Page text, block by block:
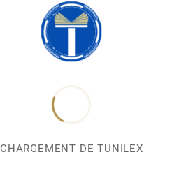
CHARGEMENT DE TUNILEX